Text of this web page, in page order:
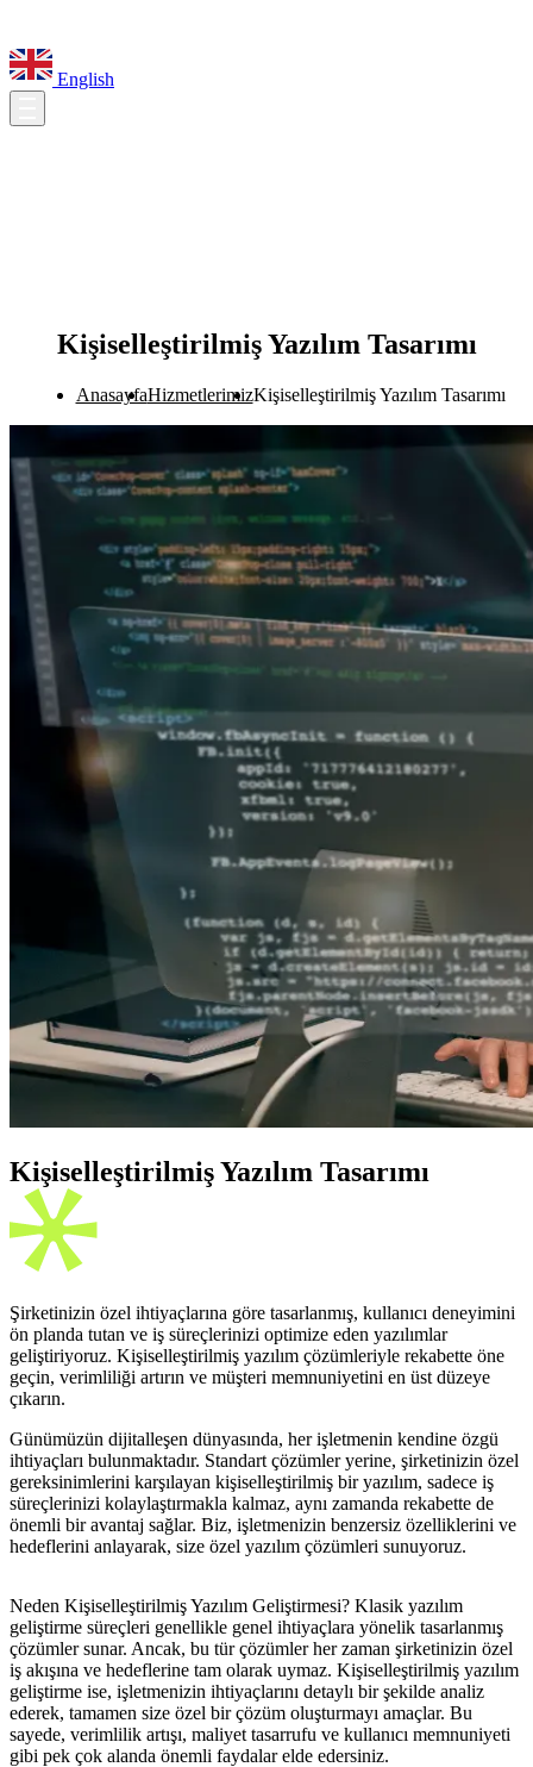
English
Kişiselleştirilmiş Yazılım Tasarımı
AnasayfaHizmetlerimizKişiselleştirilmiş Yazılım Tasarımı
Kişiselleştirilmiş Yazılım Tasarımı
Şirketinizin özel ihtiyaçlarına göre tasarlanmış, kullanıcı deneyimini
ön planda tutan ve iş süreçlerinizi optimize eden yazılımlar
geliştiriyoruz. Kişiselleştirilmiş yazılım çözümleriyle rekabette öne
geçin, verimliliği artırın ve müşteri memnuniyetini en üst düzeye
çıkarın.
Günümüzün dijitalleşen dünyasında, her işletmenin kendine özgü
ihtiyaçları bulunmaktadır. Standart çözümler yerine, şirketinizin özel
gereksinimlerini karşılayan kişiselleştirilmiş bir yazılım, sadece iş
süreçlerinizi kolaylaştırmakla kalmaz, aynı zamanda rekabette de
önemli bir avantaj sağlar. Biz, işletmenizin benzersiz özelliklerini ve
hedeflerini anlayarak, size özel yazılım çözümleri sunuyoruz.
Neden Kişiselleştirilmiş Yazılım Geliştirmesi? Klasik yazılım
geliştirme süreçleri genellikle genel ihtiyaçlara yönelik tasarlanmış
çözümler sunar. Ancak, bu tür çözümler her zaman şirketinizin özel
iş akışına ve hedeflerine tam olarak uymaz. Kişiselleştirilmiş yazılım
geliştirme ise, işletmenizin ihtiyaçlarını detaylı bir şekilde analiz
ederek, tamamen size özel bir çözüm oluşturmayı amaçlar. Bu
sayede, verimlilik artışı, maliyet tasarrufu ve kullanıcı memnuniyeti
gibi pek çok alanda önemli faydalar elde edersiniz.